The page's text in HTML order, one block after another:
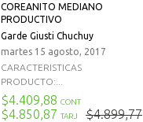
COREANITO MEDIANO
PRODUCTIVO
Garde Giusti Chuchuy
martes 15 agosto, 2017
CARACTERISTICAS
PRODUCTO:...
$4.409,88 CONT
$4.850,87 TARJ $4.899,77